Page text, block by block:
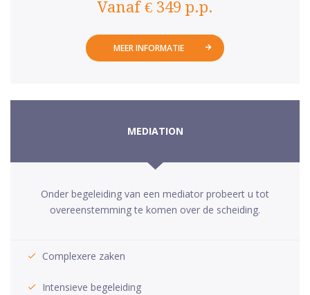
Vanaf € 349 p.p.
MEER INFORMATIE
MEDIATION
Onder begeleiding van een mediator probeert u tot
overeenstemming te komen over de scheiding.
Complexere zaken
Intensieve begeleiding